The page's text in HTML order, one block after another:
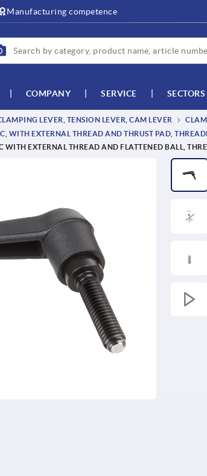
Manufacturing competence
COMPANY SERVICE SECTORS
LEVER, TENSION LEVER, CAM LEVER
WITH EXTERNAL THREAD AND THRUST PAD,
WITH EXTERNAL THREAD AND FLATTENED BALL,